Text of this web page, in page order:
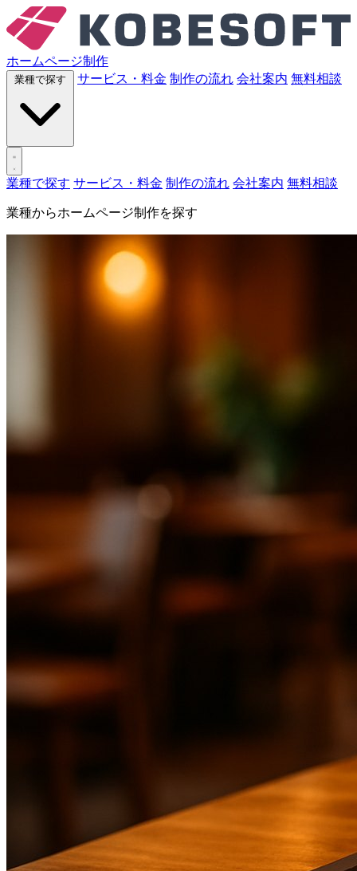
ホームページ制作
サービス・料金 制作の流れ 会社案内 無料相談
業種で探す サービス・料金 制作の流れ 会社案内 無料相談
業種からホームページ制作を探す